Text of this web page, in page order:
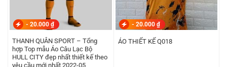
- 20.000 ₫
THANH QUÂN SPORT – Tổng
hợp Top mẫu Áo Câu Lạc Bộ
HULL CITY đẹp nhất thiết kế theo
yêu cầu mới nhất 2022-05
- 20.000 ₫
ÁO THIẾT KẾ Q018